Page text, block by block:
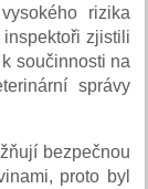
rizika
zjistili
součinnosti na
správy
bezpečnou
proto byl